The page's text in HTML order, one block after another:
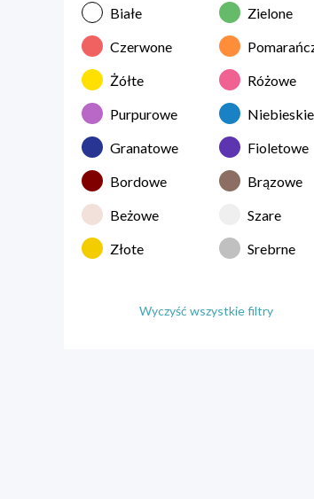
Białe
Zielone
Czerwone
Żółte
Różowe
Purpurowe
Niebieskie
Granatowe
Fioletowe
Bordowe
Brązowe
Beżowe
Szare
Złote
Srebrne
Wyczyść wszystkie filtry